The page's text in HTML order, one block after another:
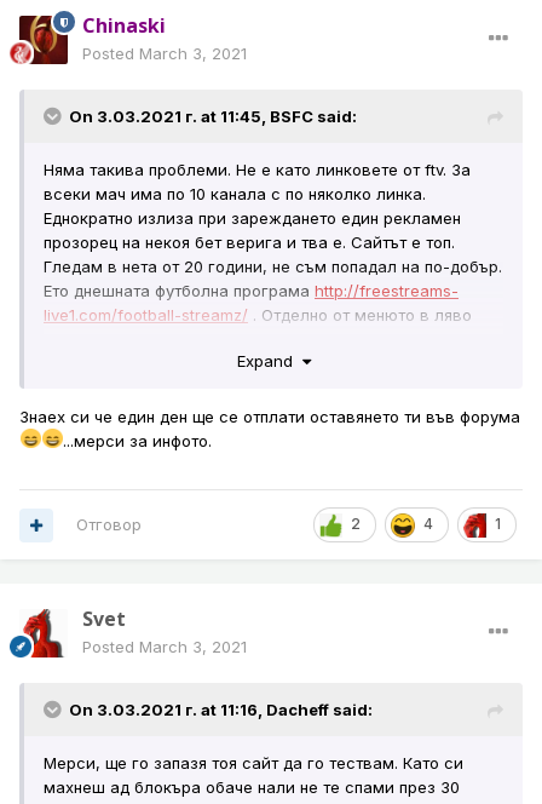
Chinaski
Posted March 3, 2021
On 3.03.2021 г. at 11:45, BSFC said:
Няма такива проблеми. Не е като линковете от ftv. За
всеки мач има по 10 канала с по няколко линка.
Еднократно излиза при зареждането един рекламен
прозорец на некоя бет верига и тва е. Сайтът е топ.
Гледам в нета от 20 години, не съм попадал на по-добър.
Ето днешната футболна програма http://freestreams-
live1.com/football-streamz/ . Отделно от менюто в ляво
Expand
Знаех си че един ден ще се отплати оставянето ти във форума
...мерси за инфото.
2 4 1
Отговор
Svet
Posted March 3, 2021
On 3.03.2021 г. at 11:16, Dacheff said:
Мерси, ще го запазя тоя сайт да го тествам. Като си
махнеш ад блокъра обаче нали не те спами през 30